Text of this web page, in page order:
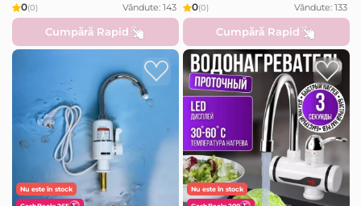
0(0) Vândute: 143
Cumpără Rapid
0(0) Vândute: 133
Cumpără Rapid
Nu este în stock Nu este în stock